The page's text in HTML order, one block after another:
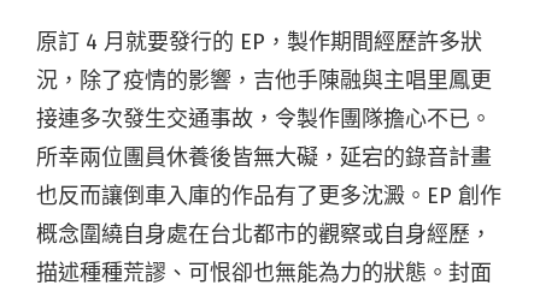
原訂 4 月就要發行的 EP，製作期間經歷許多狀
況，除了疫情的影響，吉他手陳融與主唱里鳳更
接連多次發生交通事故，令製作團隊擔心不已。
所幸兩位團員休養後皆無大礙，延宕的錄音計畫
也反而讓倒車入庫的作品有了更多沈澱。EP 創作
概念圍繞自身處在台北都市的觀察或自身經歷，
描述種種荒謬、可恨卻也無能為力的狀態。封面